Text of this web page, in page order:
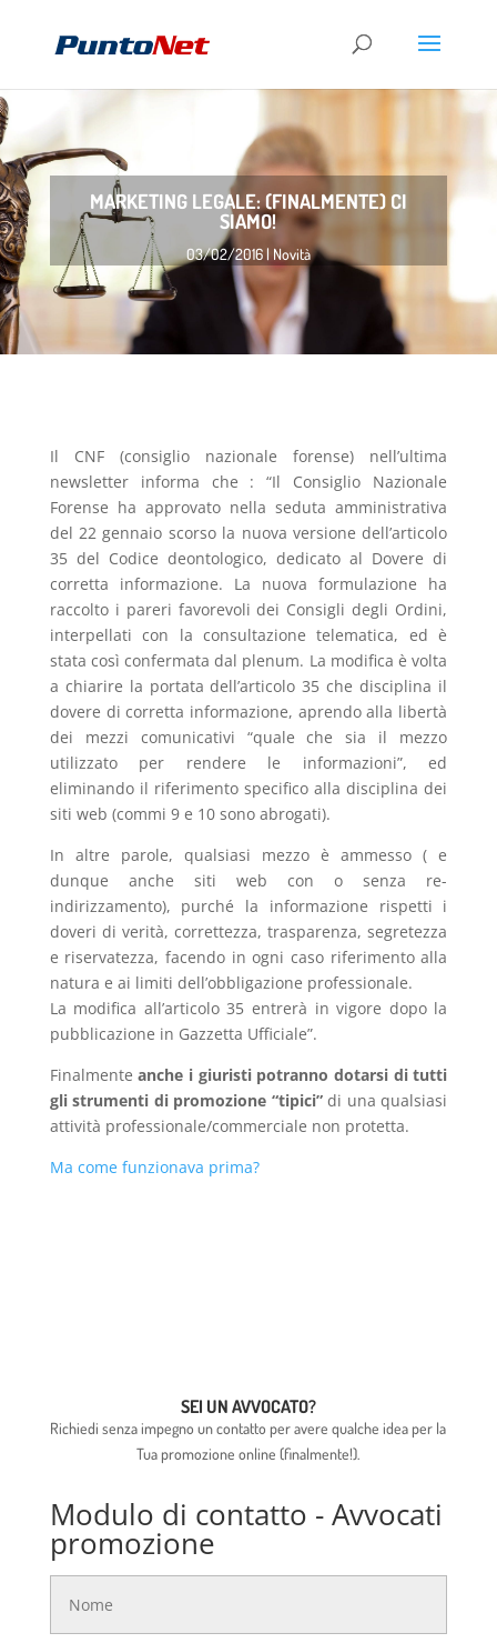
MARKETING LEGALE: (FINALMENTE) CI
SIAMO!
03/02/2016 Novità
Il CNF (consiglio nazionale forense) nell’ultima
newsletter informa che : “Il Consiglio Nazionale
Forense ha approvato nella seduta amministrativa
del 22 gennaio scorso la nuova versione dell’articolo
35 del Codice deontologico, dedicato al Dovere di
corretta informazione. La nuova formulazione ha
raccolto i pareri favorevoli dei Consigli degli Ordini,
interpellati con la consultazione telematica, ed è
stata così confermata dal plenum. La modifica è volta
a chiarire la portata dell’articolo 35 che disciplina il
dovere di corretta informazione, aprendo alla libertà
dei mezzi comunicativi “quale che sia il mezzo
utilizzato per rendere le informazioni”, ed
eliminando il riferimento specifico alla disciplina dei
siti web (commi 9 e 10 sono abrogati).
In altre parole, qualsiasi mezzo è ammesso ( e
dunque anche siti web con o senza re-
indirizzamento), purché la informazione rispetti i
doveri di verità, correttezza, trasparenza, segretezza
e riservatezza, facendo in ogni caso riferimento alla
natura e ai limiti dell’obbligazione professionale.
La modifica all’articolo 35 entrerà in vigore dopo la
pubblicazione in Gazzetta Ufficiale”.
Finalmenteanche i giuristi potranno dotarsi di tutti
gli strumenti di promozione “tipici”di una qualsiasi
attività professionale/commerciale non protetta.
Ma come funzionava prima?
SEI UN AVVOCATO?
Richiedi senza impegno un contatto per avere qualche idea per la
Tua promozione online (finalmente!).
Modulo di contatto - Avvocati
promozione